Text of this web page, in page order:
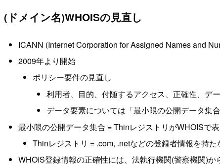
(ドメイン名)WHOISの見直し
ICANN (Internet Corporation for Assigned Names and
2009年より開始
ポリシー要件の見直し
利用者、目的、付随するアクセス、正確性、デ
データ要素については「最小限の公開データ集
最小限の公開データ集合 = ThinレジストリがWHOISで
Thinレジストリ = .com, .netなどの登録者情報を持た
WHOIS登録情報の正確性には、法執行機関(警察機関)か